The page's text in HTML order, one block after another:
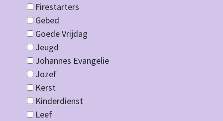
Firestarters
Gebed
Goede Vrijdag
Jeugd
Johannes Evangelie
Jozef
Kerst
Kinderdienst
Leef